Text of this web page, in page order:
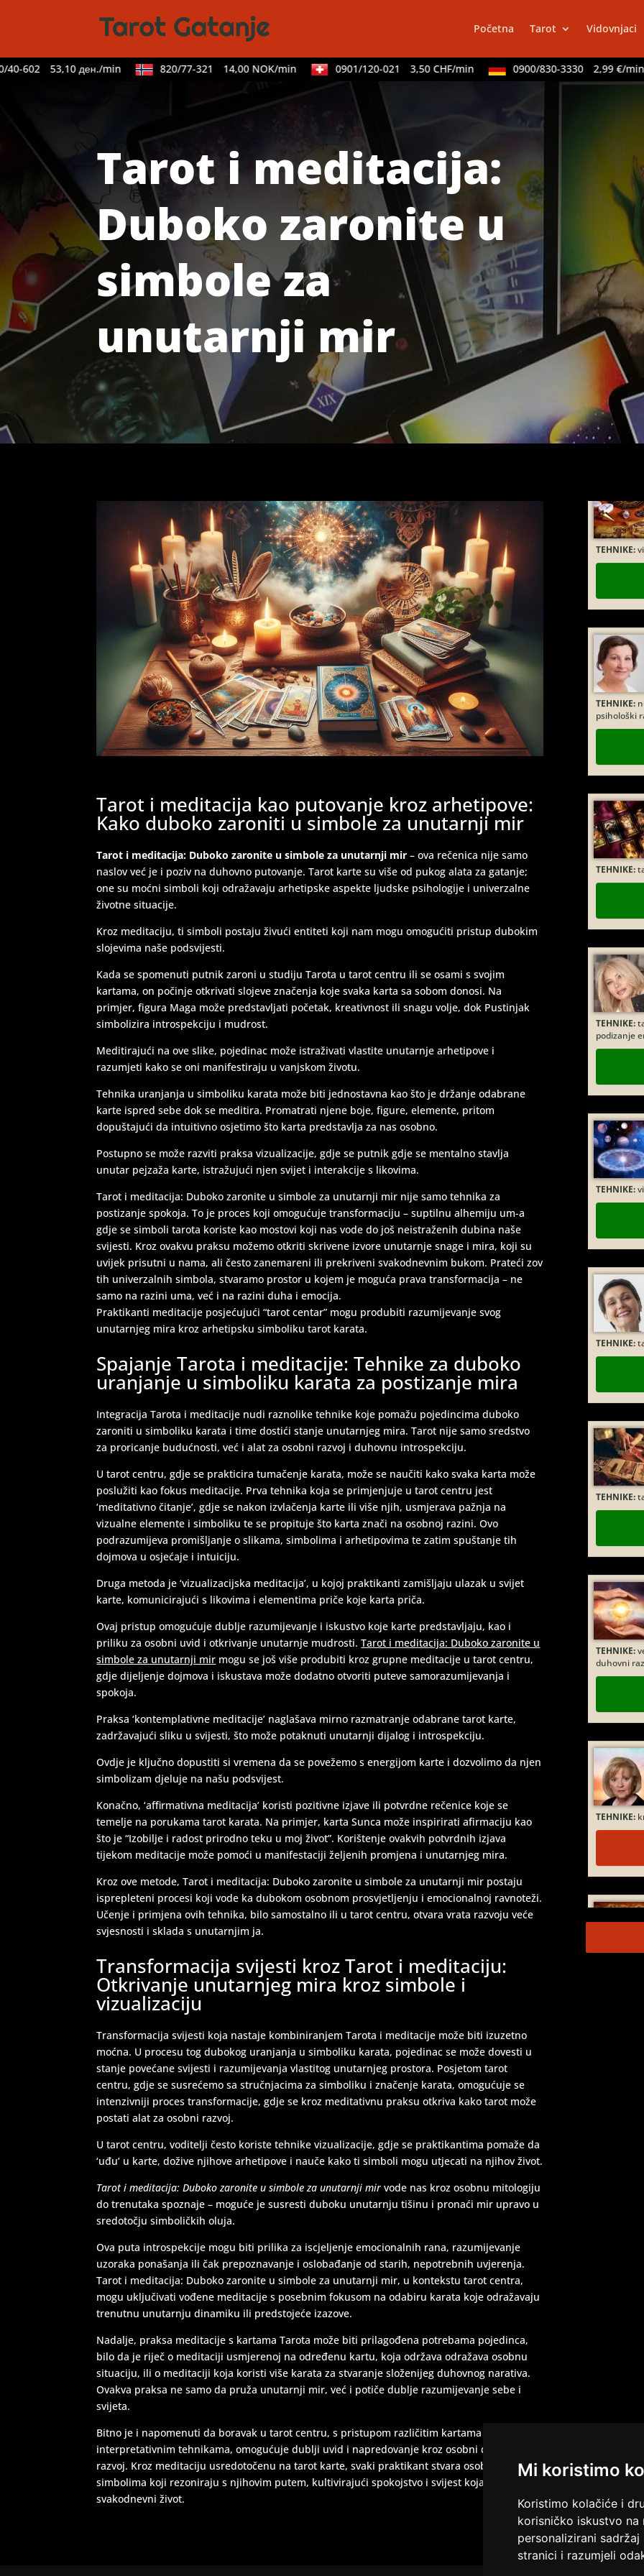
Mi koristimo
Koristimo kolačiće i
korisničko iskustvo
personalizirani
stranici i razumjeli
Početna Tarot Vidovnjaci
602 53,10 ден./min 820/77-321 14,00 NOK/min 0901/120-021 3,50 CHF/min 0900/830-3330 2,99 €/min
Tarot i meditacija:
Duboko zaronite u
simbole za
unutarnji mir
Tarot i meditacija kao putovanje kroz arhetipove:
Kako duboko zaroniti u simbole za unutarnji mir
Tarot i meditacija: Duboko zaronite u simbole za unutarnji mir – ova rečenica nije samo
naslov već je i poziv na duhovno putovanje. Tarot karte su više od pukog alata za gatanje;
one su moćni simboli koji odražavaju arhetipske aspekte ljudske psihologije i univerzalne
životne situacije.
Kroz meditaciju, ti simboli postaju živući entiteti koji nam mogu omogućiti pristup dubokim
slojevima naše podsvijesti.
Kada se spomenuti putnik zaroni u studiju Tarota u tarot centru ili se osami s svojim
kartama, on počinje otkrivati slojeve značenja koje svaka karta sa sobom donosi. Na
primjer, figura Maga može predstavljati početak, kreativnost ili snagu volje, dok Pustinjak
simbolizira introspekciju i mudrost.
Meditirajući na ove slike, pojedinac može istraživati vlastite unutarnje arhetipove i
razumjeti kako se oni manifestiraju u vanjskom životu.
Tehnika uranjanja u simboliku karata može biti jednostavna kao što je držanje odabrane
karte ispred sebe dok se meditira. Promatrati njene boje, figure, elemente, pritom
dopuštajući da intuitivno osjetimo što karta predstavlja za nas osobno.
Postupno se može razviti praksa vizualizacije, gdje se putnik gdje se mentalno stavlja
unutar pejzaža karte, istražujući njen svijet i interakcije s likovima.
Tarot i meditacija: Duboko zaronite u simbole za unutarnji mir nije samo tehnika za
postizanje spokoja. To je proces koji omogućuje transformaciju – suptilnu alhemiju um-a
gdje se simboli tarota koriste kao mostovi koji nas vode do još neistraženih dubina naše
svijesti. Kroz ovakvu praksu možemo otkriti skrivene izvore unutarnje snage i mira, koji su
uvijek prisutni u nama, ali često zanemareni ili prekriveni svakodnevnim bukom. Prateći zov
tih univerzalnih simbola, stvaramo prostor u kojem je moguća prava transformacija – ne
samo na razini uma, već i na razini duha i emocija.
Praktikanti meditacije posjećujući “tarot centar” mogu produbiti razumijevanje svog
unutarnjeg mira kroz arhetipsku simboliku tarot karata.
Spajanje Tarota i meditacije: Tehnike za duboko
uranjanje u simboliku karata za postizanje mira
Integracija Tarota i meditacije nudi raznolike tehnike koje pomažu pojedincima duboko
zaroniti u simboliku karata i time dostići stanje unutarnjeg mira. Tarot nije samo sredstvo
za proricanje budućnosti, već i alat za osobni razvoj i duhovnu introspekciju.
U tarot centru, gdje se prakticira tumačenje karata, može se naučiti kako svaka karta može
poslužiti kao fokus meditacije. Prva tehnika koja se primjenjuje u tarot centru jest
‘meditativno čitanje’, gdje se nakon izvlačenja karte ili više njih, usmjerava pažnja na
vizualne elemente i simboliku te se propituje što karta znači na osobnoj razini. Ovo
podrazumijeva promišljanje o slikama, simbolima i arhetipovima te zatim spuštanje tih
dojmova u osjećaje i intuiciju.
Druga metoda je ‘vizualizacijska meditacija’, u kojoj praktikanti zamišljaju ulazak u svijet
karte, komunicirajući s likovima i elementima priče koje karta priča.
Ovaj pristup omogućuje dublje razumijevanje i iskustvo koje karte predstavljaju, kao i
priliku za osobni uvid i otkrivanje unutarnje mudrosti.Tarot i meditacija: Duboko zaronite u
simbole za unutarnji mir mogu se još više produbiti kroz grupne meditacije u tarot centru,
gdje dijeljenje dojmova i iskustava može dodatno otvoriti puteve samorazumijevanja i
spokoja.
Praksa ‘kontemplativne meditacije’ naglašava mirno razmatranje odabrane tarot karte,
zadržavajući sliku u svijesti, što može potaknuti unutarnji dijalog i introspekciju.
Ovdje je ključno dopustiti si vremena da se povežemo s energijom karte i dozvolimo da njen
simbolizam djeluje na našu podsvijest.
Konačno, ‘affirmativna meditacija’ koristi pozitivne izjave ili potvrdne rečenice koje se
temelje na porukama tarot karata. Na primjer, karta Sunca može inspirirati afirmaciju kao
što je “Izobilje i radost prirodno teku u moj život”. Korištenje ovakvih potvrdnih izjava
tijekom meditacije može pomoći u manifestaciji željenih promjena i unutarnjeg mira.
Kroz ove metode, Tarot i meditacija: Duboko zaronite u simbole za unutarnji mir postaju
isprepleteni procesi koji vode ka dubokom osobnom prosvjetljenju i emocionalnoj ravnoteži.
Učenje i primjena ovih tehnika, bilo samostalno ili u tarot centru, otvara vrata razvoju veće
svjesnosti i sklada s unutarnjim ja.
Transformacija svijesti kroz Tarot i meditaciju:
Otkrivanje unutarnjeg mira kroz simbole i
vizualizaciju
Transformacija svijesti koja nastaje kombiniranjem Tarota i meditacije može biti izuzetno
moćna. U procesu tog dubokog uranjanja u simboliku karata, pojedinac se može dovesti u
stanje povećane svijesti i razumijevanja vlastitog unutarnjeg prostora. Posjetom tarot
centru, gdje se susrećemo sa stručnjacima za simboliku i značenje karata, omogućuje se
intenzivniji proces transformacije, gdje se kroz meditativnu praksu otkriva kako tarot može
postati alat za osobni razvoj.
U tarot centru, voditelji često koriste tehnike vizualizacije, gdje se praktikantima pomaže da
‘uđu’ u karte, dožive njihove arhetipove i nauče kako ti simboli mogu utjecati na njihov život.
Tarot i meditacija: Duboko zaronite u simbole za unutarnji mir vode nas kroz osobnu mitologiju
do trenutaka spoznaje – moguće je susresti duboku unutarnju tišinu i pronaći mir upravo u
sredotočju simboličkih oluja.
Ova puta introspekcije mogu biti prilika za iscjeljenje emocionalnih rana, razumijevanje
uzoraka ponašanja ili čak prepoznavanje i oslobađanje od starih, nepotrebnih uvjerenja.
Tarot i meditacija: Duboko zaronite u simbole za unutarnji mir, u kontekstu tarot centra,
mogu uključivati vođene meditacije s posebnim fokusom na odabiru karata koje odražavaju
trenutnu unutarnju dinamiku ili predstojeće izazove.
Nadalje, praksa meditacije s kartama Tarota može biti prilagođena potrebama pojedinca,
bilo da je riječ o meditaciji usmjerenoj na određenu kartu, koja održava odražava osobnu
situaciju, ili o meditaciji koja koristi više karata za stvaranje složenijeg duhovnog narativa.
Ovakva praksa ne samo da pruža unutarnji mir, već i potiče dublje razumijevanje sebe i
svijeta.
Bitno je i napomenuti da boravak u tarot centru, s pristupom različitim kartama i
interpretativnim tehnikama, omogućuje dublji uvid i napredovanje kroz osobni duhovni
razvoj. Kroz meditaciju usredotočenu na tarot karte, svaki praktikant stvara osobnu vezu sa
simbolima koji rezoniraju s njihovim putem, kultivirajući spokojstvo i svijest koja transcedira
svakodnevni život.
TEHNIKE:
duhovni
TEHNIKE:
TEHNIKE:
TEHNIKE:
psihološki
TEHNIKE:
TEHNIKE:
podizanje
TEHNIKE:
TEHNIKE:
TEHNIKE:
TEHNIKE:
duhovni
TEHNIKE: